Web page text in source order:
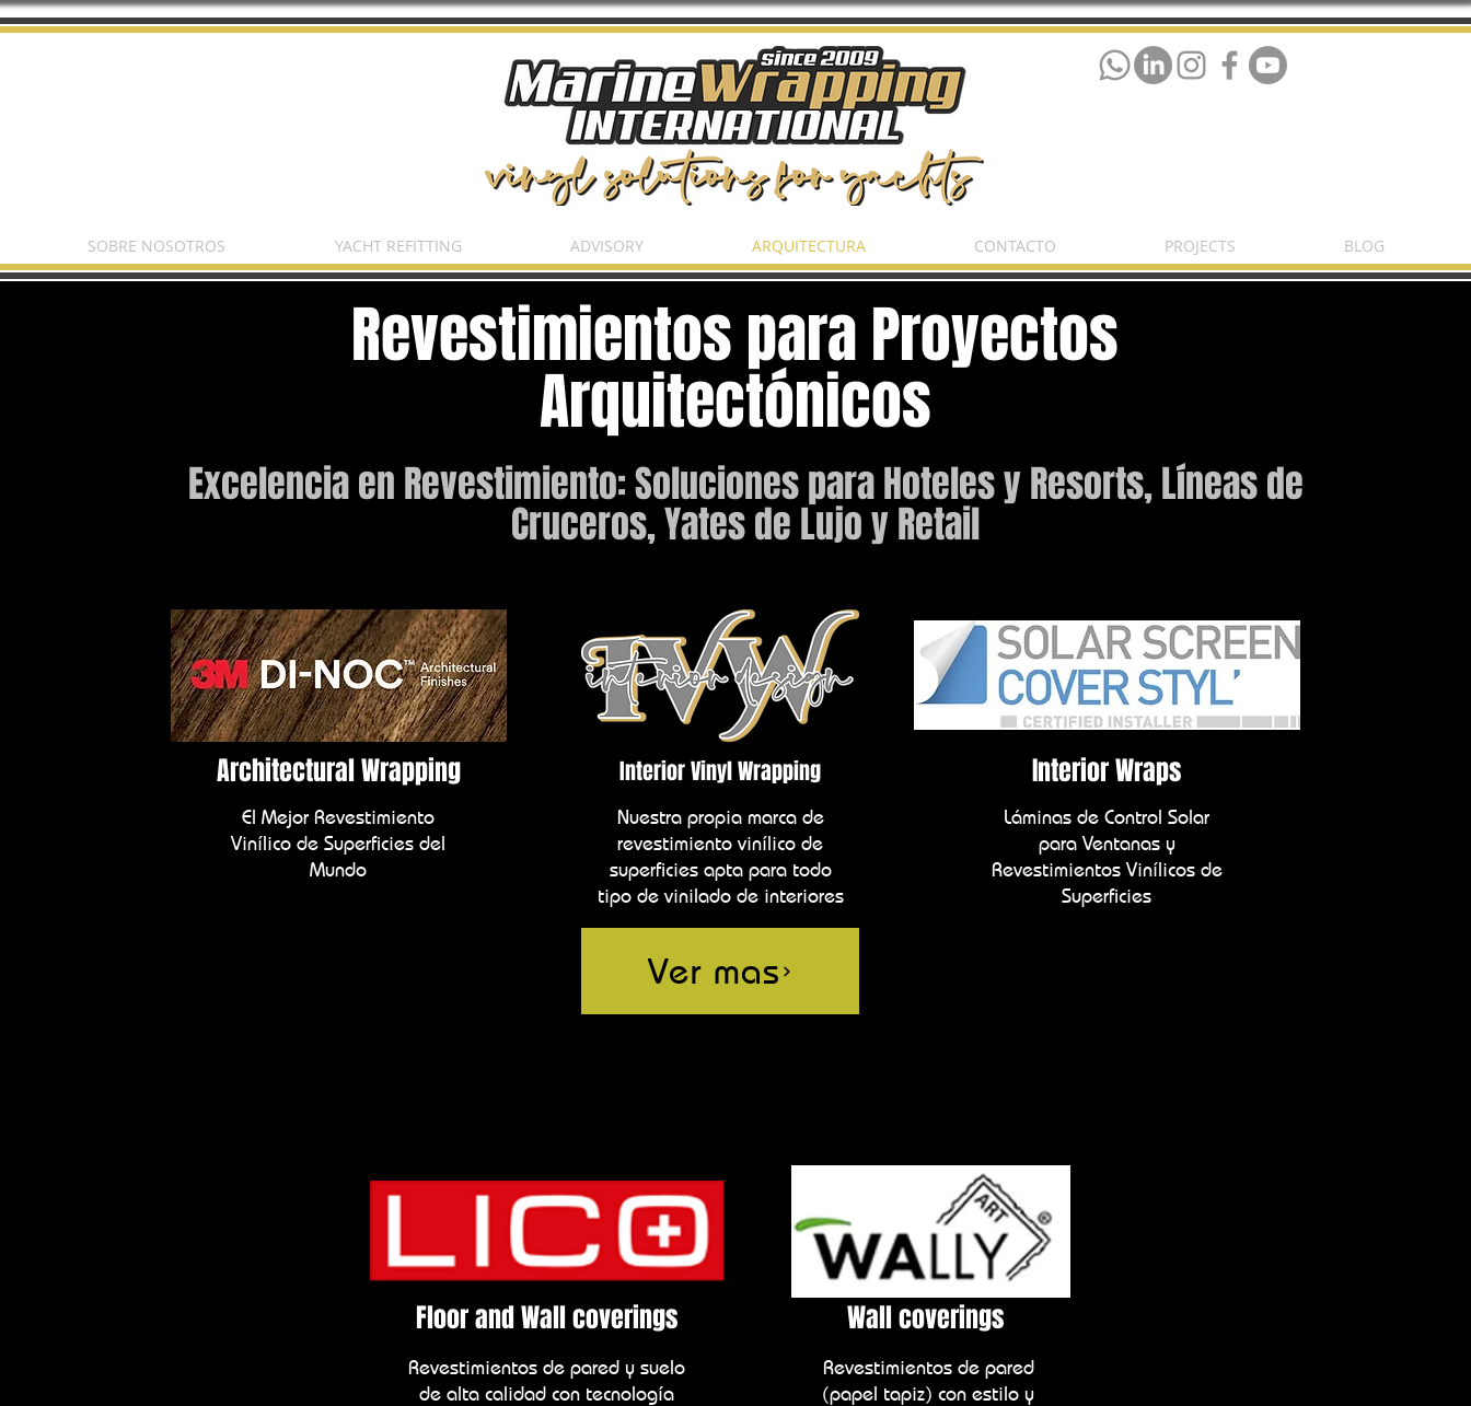
SOBRE NOSOTROS YACHT REFITTING ADVISORY ARQUITECTURA CONTACTO PROJECTS BLOG
Revestimientos para Proyectos
Arquitectónicos
Excelencia en Revestimiento: Soluciones para Hoteles y Resorts, Líneas de
Cruceros, Yates de Lujo y Retail
Architectural Wrapping
El Mejor Revestimiento
Vinílico de Superficies del
Mundo
Interior Vinyl Wrapping
Nuestra propia marca de
revestimiento vinílico de
superficies apta para todo
tipo de vinilado de interiores
Interior Wraps
Láminas de Control Solar
para Ventanas y
Revestimientos Vinílicos de
Superficies
Ver mas
Floor and Wall coverings
Revestimientos de pared y suelo
de alta calidad con tecnología
Wall coverings
Revestimientos de pared
(papel tapiz) con estilo y